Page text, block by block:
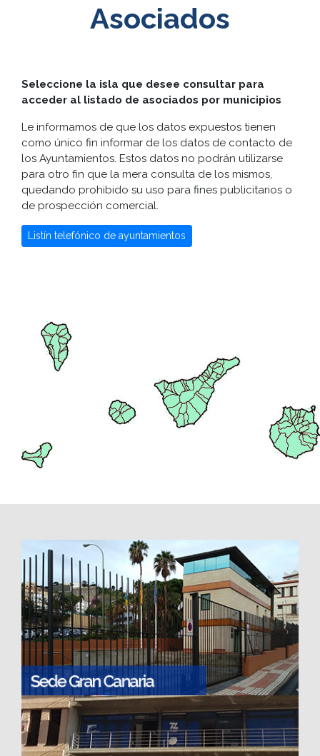
Asociados
Seleccione la isla que desee consultar para
acceder al listado de asociados por municipios
Le informamos de que los datos expuestos tienen
como único fin informar de los datos de contacto de
los Ayuntamientos. Estos datos no podrán utilizarse
para otro fin que la mera consulta de los mismos,
quedando prohibido su uso para fines publicitarios o
de prospección comercial.
Listín telefónico de ayuntamientos